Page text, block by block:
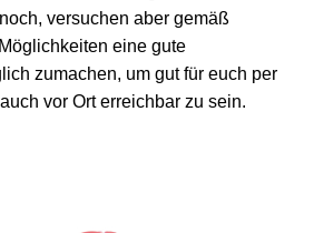
versuchen aber gemäß
eine gute
zumachen, um gut für euch per
vor Ort erreichbar zu sein.